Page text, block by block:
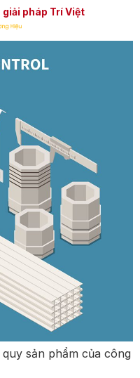
giải pháp Trí Việt
sản phẩm của công